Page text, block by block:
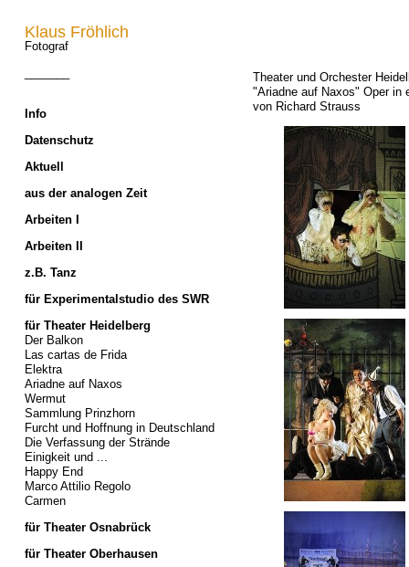
Klaus Fröhlich
Fotograf
Info
Datenschutz
Aktuell
aus der analogen Zeit
Arbeiten I
Arbeiten II
z.B. Tanz
für Experimentalstudio des SWR
für Theater Heidelberg
Der Balkon
Las cartas de Frida
Elektra
Ariadne auf Naxos
Wermut
Sammlung Prinzhorn
Furcht und Hoffnung in Deutschland
Die Verfassung der Strände
Einigkeit und ...
Happy End
Marco Attilio Regolo
Carmen
für Theater Osnabrück
für Theater Oberhausen
Theater und Orchester
"Ariadne auf Naxos" Oper in
von Richard Strauss